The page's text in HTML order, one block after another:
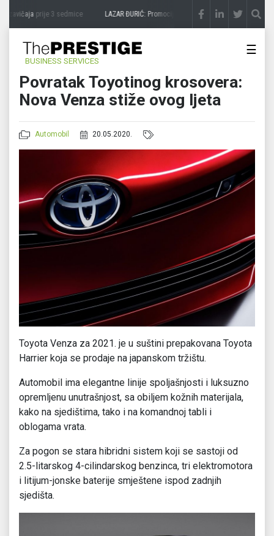
zavičajaprije 3 sedmice LAZAR ĐURIĆ: Promocija potencijal pretvara u destinaciju
BUSINESS SERVICES
☰
Povratak Toyotinog krosovera:
Nova Venza stiže ovog ljeta
Automobil 20.05.2020.
Toyota Venza za 2021. je u suštini prepakovana Toyota
Harrier koja se prodaje na japanskom tržištu.
Automobil ima elegantne linije spoljašnjosti i luksuzno
opremljenu unutrašnjost, sa obiljem kožnih materijala,
kako na sjedištima, tako i na komandnoj tabli i
oblogama vrata.
Za pogon se stara hibridni sistem koji se sastoji od
2.5-litarskog 4-cilindarskog benzinca, tri elektromotora
i litijum-jonske baterije smještene ispod zadnjih
sjedišta.